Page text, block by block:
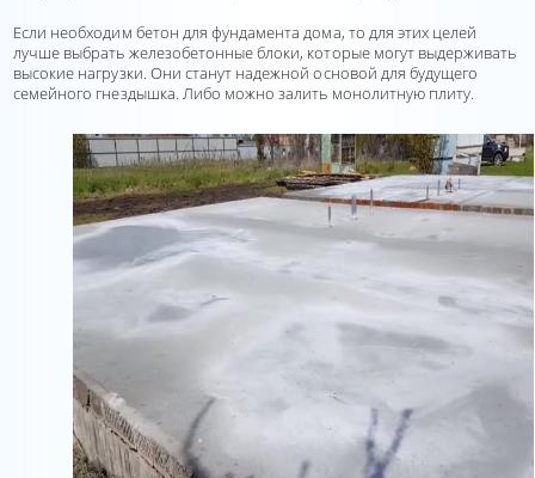
Если необходим бетон для фундамента дома, то для этих целей
лучше выбрать железобетонные блоки, которые могут выдерживать
высокие нагрузки. Они станут надежной основой для будущего
семейного гнездышка. Либо можно залить монолитную плиту.